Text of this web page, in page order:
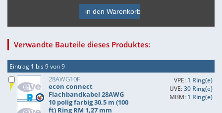
in den Warenkorb
Verwandte Bauteile dieses Produktes:
Eintrag 1 bis 9 von 9
28AWG10F
econ connect
Flachbandkabel 28AWG
10 polig farbig 30,5 m (100
ft) Ring RM 1,27 mm
VPE: 1 Ring(e)
UVE:30 Ring(e)
MBM: 1 Ring(e)